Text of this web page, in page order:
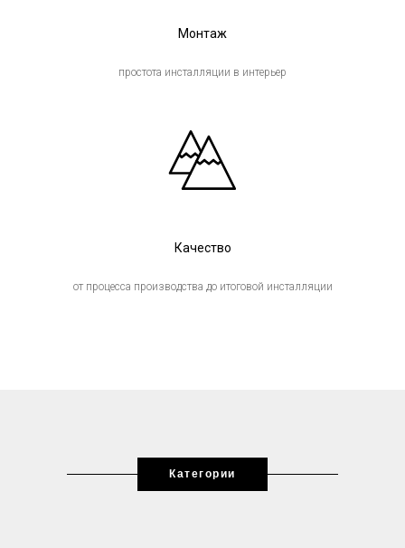
Монтаж
простота инсталляции в интерьер
Качество
от процесса производства до итоговой инсталляции
Категории